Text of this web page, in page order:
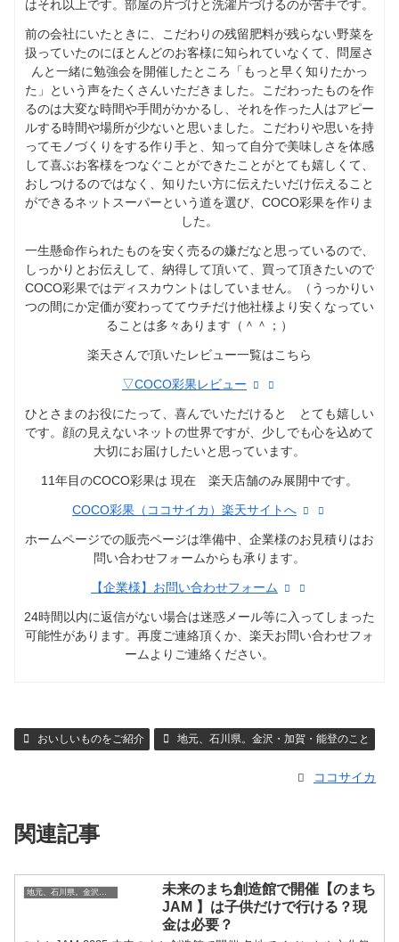
はそれ以上です。部屋の片づけと洗濯片づけるのが苦手です。
前の会社にいたときに、こだわりの残留肥料が残らない野菜を
扱っていたのにほとんどのお客様に知られていなくて、問屋さ
んと一緒に勉強会を開催したところ「もっと早く知りたかっ
た」という声をたくさんいただきました。こだわったものを作
るのは大変な時間や手間がかかるし、それを作った人はアピー
ルする時間や場所が少ないと思いました。こだわりや思いを持
ってモノづくりをする作り手と、知って自分で美味しさを体感
して喜ぶお客様をつなぐことができたことがとても嬉しくて、
おしつけるのではなく、知りたい方に伝えたいだけ伝えること
ができるネットスーパーという道を選び、COCO彩果を作りま
した。
一生懸命作られたものを安く売るの嫌だなと思っているので、
しっかりとお伝えして、納得して頂いて、買って頂きたいので
COCO彩果ではディスカウントはしていません。（うっかりい
つの間にか定価が変わっててウチだけ他社様より安くなってい
ることは多々あります（＾＾；）
楽天さんで頂いたレビュー一覧はこちら
▽COCO彩果レビュー
ひとさまのお役にたって、喜んでいただけると とても嬉しい
です。顔の見えないネットの世界ですが、少しでも心を込めて
大切にお届けしたいと思っています。
11年目のCOCO彩果は 現在 楽天店舗のみ展開中です。
COCO彩果（ココサイカ）楽天サイトへ
ホームページでの販売ページは準備中、企業様のお見積りはお
問い合わせフォームからも承ります。
【企業様】お問い合わせフォーム
24時間以内に返信がない場合は迷惑メール等に入ってしまった
可能性があります。再度ご連絡頂くか、楽天お問い合わせフォ
ームよりご連絡ください。
おいしいものをご紹介 地元、石川県。金沢・加賀・能登のこと
ココサイカ
関連記事
未来のまち創造館で開催【のまち
JAM 】は子供だけで行ける？現
金は必要？